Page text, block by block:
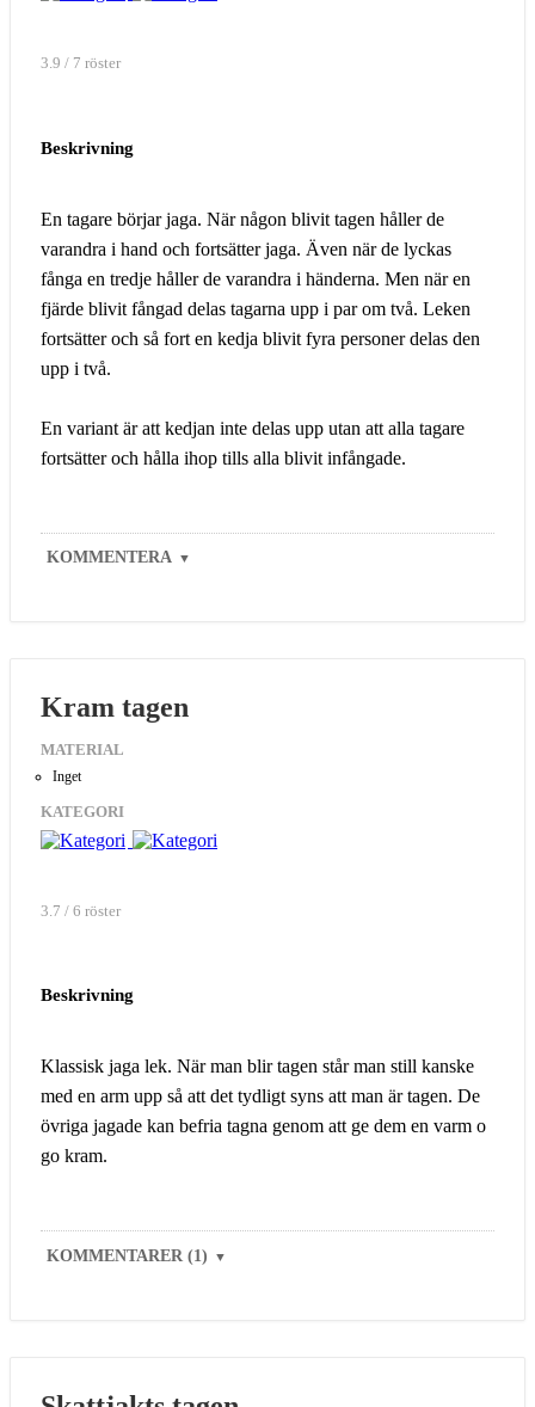
3.9 / 7 röster
Beskrivning
En tagare börjar jaga. När någon blivit tagen håller de
varandra i hand och fortsätter jaga. Även när de lyckas
fånga en tredje håller de varandra i händerna. Men när en
fjärde blivit fångad delas tagarna upp i par om två. Leken
fortsätter och så fort en kedja blivit fyra personer delas den
upp i två.
En variant är att kedjan inte delas upp utan att alla tagare
fortsätter och hålla ihop tills alla blivit infångade.
KOMMENTERA ▼
Kram tagen
MATERIAL
Inget
KATEGORI
3.7 / 6 röster
Beskrivning
Klassisk jaga lek. När man blir tagen står man still kanske
med en arm upp så att det tydligt syns att man är tagen. De
övriga jagade kan befria tagna genom att ge dem en varm o
go kram.
KOMMENTARER (1) ▼